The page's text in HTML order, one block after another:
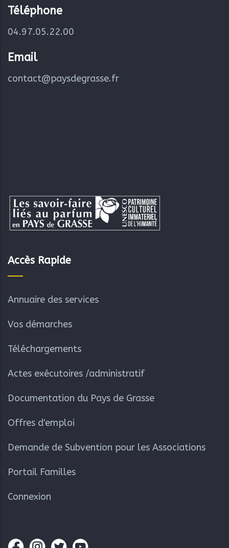
Téléphone
04.97.05.22.00
Email
contact@paysdegrasse.fr
Accès Rapide
Annuaire des services
Vos démarches
Téléchargements
Actes exécutoires /administratif
Documentation du Pays de Grasse
Offres d'emploi
Demande de Subvention pour les Associations
Portail Familles
Connexion